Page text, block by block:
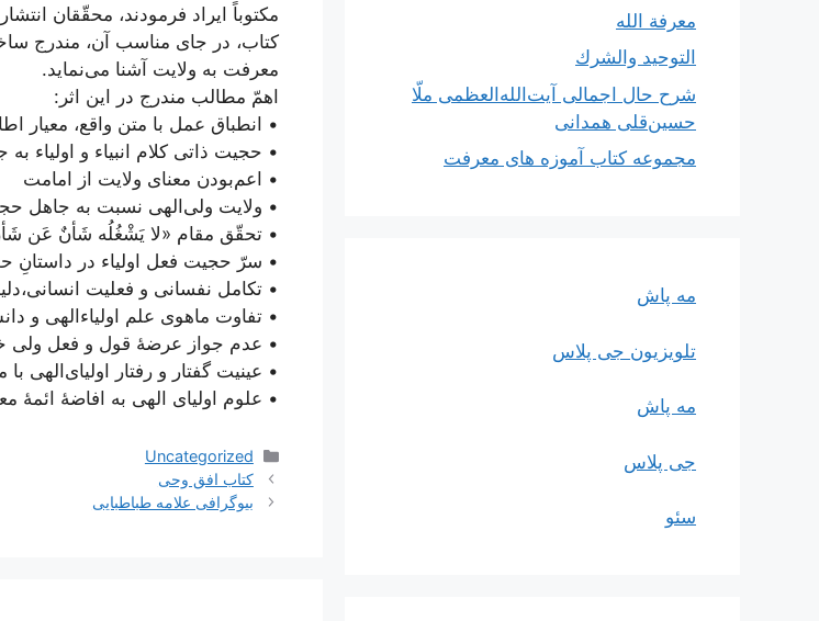
مکتوباً ایراد فرمودند، محقّقان
کتاب، در جای مناسب آن، مندرج
معرفت به ولایت آشنا می‌نماید.
اهمّ مطالب مندرج در این اثر:
• انطباق عمل با متن واقع، معیار
• حجیت ذاتی کلام انبیاء و اولیاء
• اعم‌بودن معنای ولایت از امامت
• ولایت ولی‌الهی نسبت به جاهل
• تحقّق مقام «لا یَشْغُلُه شَأنٌ عَن
• سرّ حجیت فعل اولیاء در
• تکامل نفسانی و فعلیت
• تفاوت ماهوی علم اولیاء‌الهی و
• عدم جواز عرضۀ قول و فعل ولی
• عینیت گفتار و رفتار اولیای‌الهی
• علوم اولیای الهی به افاضۀ
دسته‌ها
Uncategorized
ناوبری
نوشته‌ها
کتاب افق وحی
بیوگرافی علامه طباطبایی
معرفة الله
التوحيد والشرك
شرح حال اجمالی آیت‌الله‌العظمی ملّا
حسین‌قلی همدانی
مجموعه کتاب آموزه های معرفت
مه پاش
تلویزیون جی پلاس
مه پاش
جی پلاس
سئو